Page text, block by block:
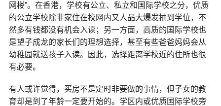
网楼”。在香港，学校有公立、私立和国际学校之分，优质
的公立学校除非家住在校网内又人品大爆发抽到学位，不
然多有钱都没有机会入读；另一方面，高质的国际学校也
是望子成龙的家长们的理想选择，甚至有些爸爸妈妈会从
幼稚园就送孩子入读。因此，选择距离学校近的住所也很
有必要。
有人或许觉得，买房不是定时非要做的事情，但子女的教
育却是到了年龄一定要开始的。学区内或优质国际学校旁